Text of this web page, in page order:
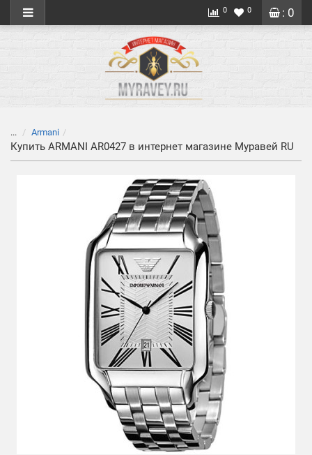
: 0
0 0
... Armani
Купить ARMANI AR0427 в интернет магазине Муравей RU